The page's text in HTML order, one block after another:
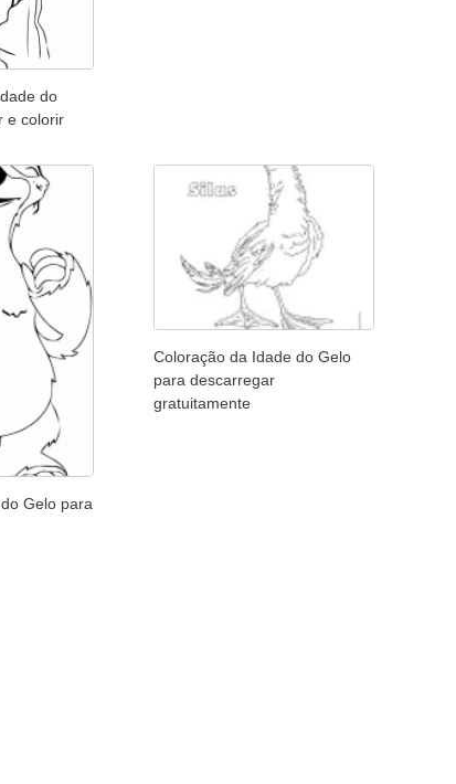
do
e colorir
Gelo para
Coloração da Idade do Gelo
para descarregar
gratuitamente